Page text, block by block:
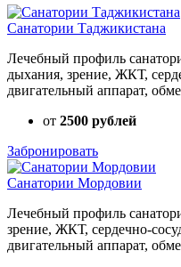
Санатории Таджикистана
Лечебный профиль
дыхания, зрение, ЖКТ,
двигательный аппарат,
от 2500 рублей
Забронировать
Санатории Мордовии
Лечебный профиль
зрение, ЖКТ, сердечно-
двигательный аппарат,